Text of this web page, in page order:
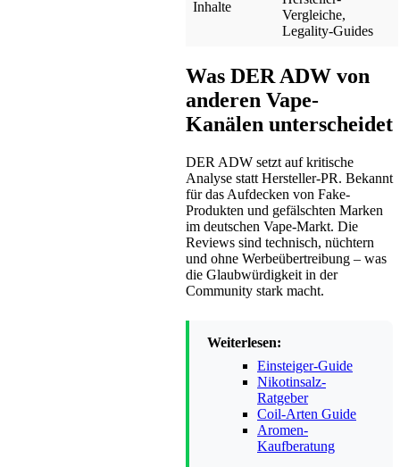
Inhalte
Vergleiche,
Legality-Guides
Was DER ADW von
anderen Vape-
Kanälen unterscheidet
DER ADW setzt auf kritische
Analyse statt Hersteller-PR. Bekannt
für das Aufdecken von Fake-
Produkten und gefälschten Marken
im deutschen Vape-Markt. Die
Reviews sind technisch, nüchtern
und ohne Werbeübertreibung – was
die Glaubwürdigkeit in der
Community stark macht.
Weiterlesen:
Einsteiger-Guide
Nikotinsalz-
Ratgeber
Coil-Arten Guide
Aromen-
Kaufberatung